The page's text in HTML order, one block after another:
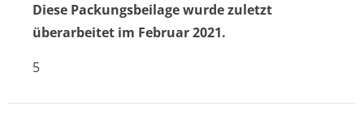
Diese Packungsbeilage wurde zuletzt
überarbeitet im Februar 2021.
5